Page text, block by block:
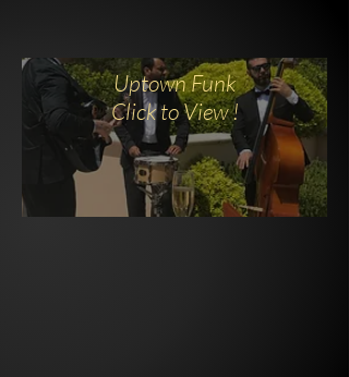
Uptown Funk
Click to View !